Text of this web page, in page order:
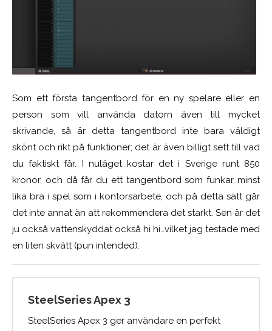
Som ett första tangentbord för en ny spelare eller en
person som vill använda datorn även till mycket
skrivande, så är detta tangentbord inte bara väldigt
skönt och rikt på funktioner; det är även billigt sett till vad
du faktiskt får. I nuläget kostar det i Sverige runt 850
kronor, och då får du ett tangentbord som funkar minst
lika bra i spel som i kontorsarbete, och på detta sätt går
det inte annat än att rekommendera det starkt. Sen är det
ju också vattenskyddat också hi hi…vilket jag testade med
en liten skvätt (pun intended).
SteelSeries Apex 3
SteelSeries Apex 3 ger användare en perfekt